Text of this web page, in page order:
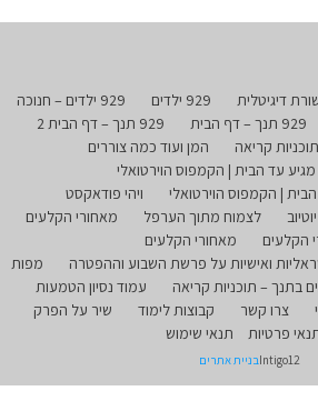
929 ילדים
929 ילדים – חנוכה
929 תנך – דף הבית
929 תנך – דף הבית 2
קריאה
המן ועוד כמה צוררים
עד הבית | הקמפוס הוירטואלי
| הקמפוס הוירטואלי
ויהי פודאקסט
יוטיוב לצמוח מתוך הערפל
מאחורי הקלעים
הקלעים
מאחורי הקלעים
ואישיות על פרשת השבוע וההפטרה
מפות
בתנך – תוכניות קריאה
עמוד נסיון הטמעות
צרו קשר קבוצות לימוד
שיר על הפרק
פרטיות
תנאי שימוש
Intigo12בניית אתרים